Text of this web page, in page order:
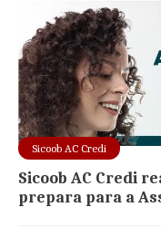
Sicoob AC Credi
Sicoob AC Credi
prepara para a